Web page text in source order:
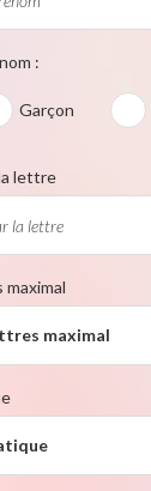
:
Garçon
lettre
maximal